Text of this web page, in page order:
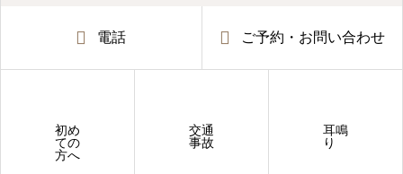
電話 ご予約・お問い合わせ
初め
ての
方へ
交通
事故
耳鳴
り